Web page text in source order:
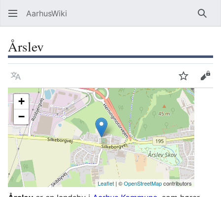
AarhusWiki Søg
Årslev
Sprog OvervågVis
+
−
Leaflet | ©OpenStreetMapcontributors